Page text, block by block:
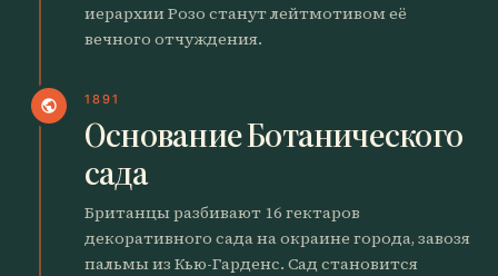
иерархии Розо станут лейтмотивом её
вечного отчуждения.
public 1891
Основание Ботанического
сада
Британцы разбивают 16 гектаров
декоративного сада на окраине города, завозя
пальмы из Кью-Гарденс. Сад становится